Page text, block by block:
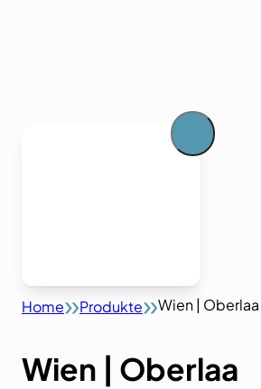
Home Produkte Wien | Oberlaa
Wien | Oberlaa